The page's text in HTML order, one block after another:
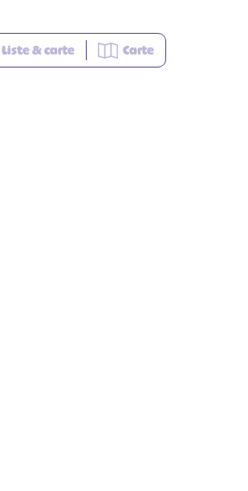
Liste & carte Carte